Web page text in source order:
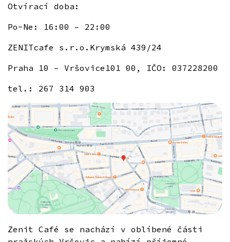
Otvírací doba:
Po-Ne: 16:00 – 22:00
ZENITcafe s.r.o. Krymská 439/24
Praha 10 – Vršovice 101 00, IČO: 037228200
tel.: 267 314 903
Zenit Café se nachází v oblíbené části